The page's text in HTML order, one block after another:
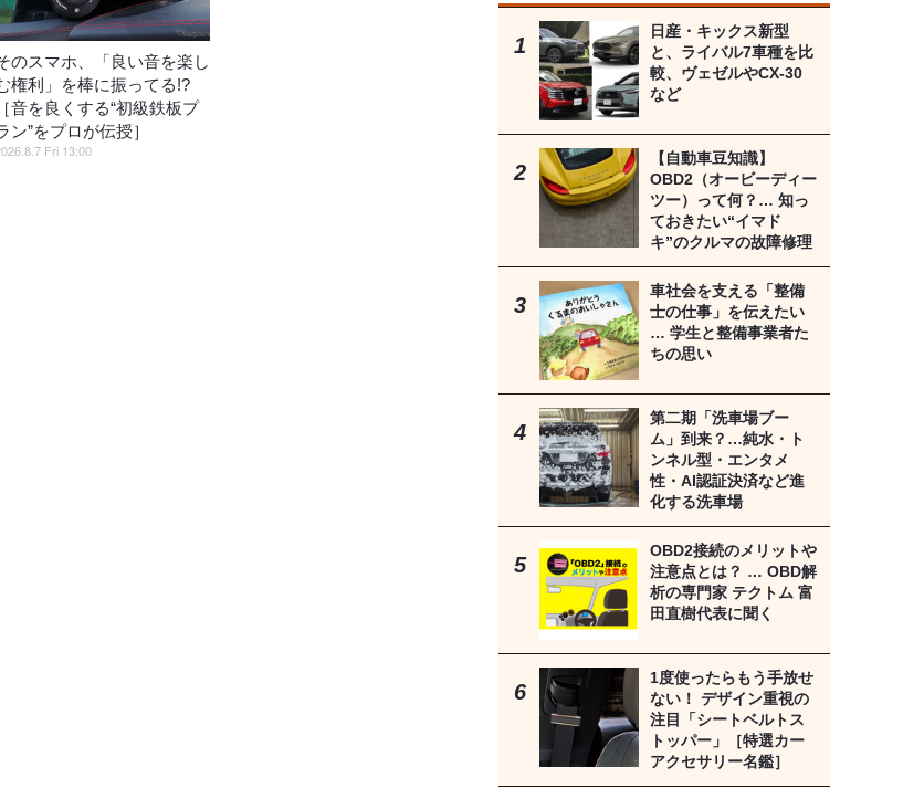
のスマホ、「良い音を楽し
権利」を棒に振ってる!?
［音を良くする“初級鉄板プ
ン”をプロが伝授］
Fri 13:00
日産・キックス新型
と、ライバル7車種を比
較、ヴェゼルやCX-30
など
【自動車豆知識】
OBD2（オービーディー
ツー）って何？… 知っ
ておきたい“イマド
キ”のクルマの故障修理
車社会を支える「整備
士の仕事」を伝えたい
… 学生と整備事業者た
ちの思い
第二期「洗車場ブー
ム」到来？…純水・ト
ンネル型・エンタメ
性・AI認証決済など進
化する洗車場
OBD2接続のメリットや
注意点とは？ … OBD解
析の専門家 テクトム 富
田直樹代表に聞く
1度使ったらもう手放せ
ない！ デザイン重視の
注目「シートベルトス
トッパー」［特選カー
アクセサリー名鑑］